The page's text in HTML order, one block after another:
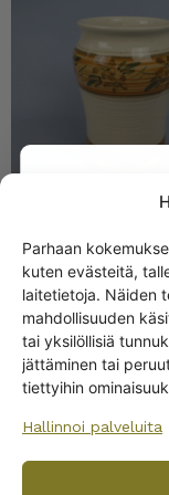
Parhaan
kuten evästeitä,
laitetietoja. Näiden
mahdollisuuden
tai yksilöllisiä
jättäminen tai
tiettyihin
Hallinnoi palveluita